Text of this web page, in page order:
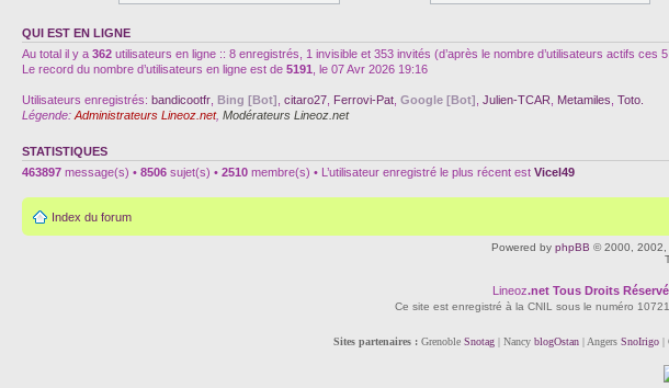
QUI EST EN LIGNE
Au total il y a 362 utilisateurs en ligne :: 8 enregistrés, 1 invisible et 353 invités (d’après le nombre d’utilisateurs actifs ces
Le record du nombre d’utilisateurs en ligne est de 5191 , le 07 Avr 2026 19:16
Utilisateurs enregistrés: bandicootfr Bing [Bot] citaro27 Ferrovi-Pat Google [Bot] Julien-TCAR Metamiles Toto.
Légende: Administrateurs Lineoz.net, Modérateurs Lineoz.net
STATISTIQUES
463897 message(s) • 8506 sujet(s) • 2510 membre(s) • L’utilisateur enregistré le plus récent est Vicel49
Index du forum
Powered by phpBB © 2000, 2002,
Lineoz.netTous Droits
Ce site est enregistré à la CNIL sous le numéro
Sites partenaires :Grenoble Snotag| Nancy blogOstan| Angers SnoIrigo|